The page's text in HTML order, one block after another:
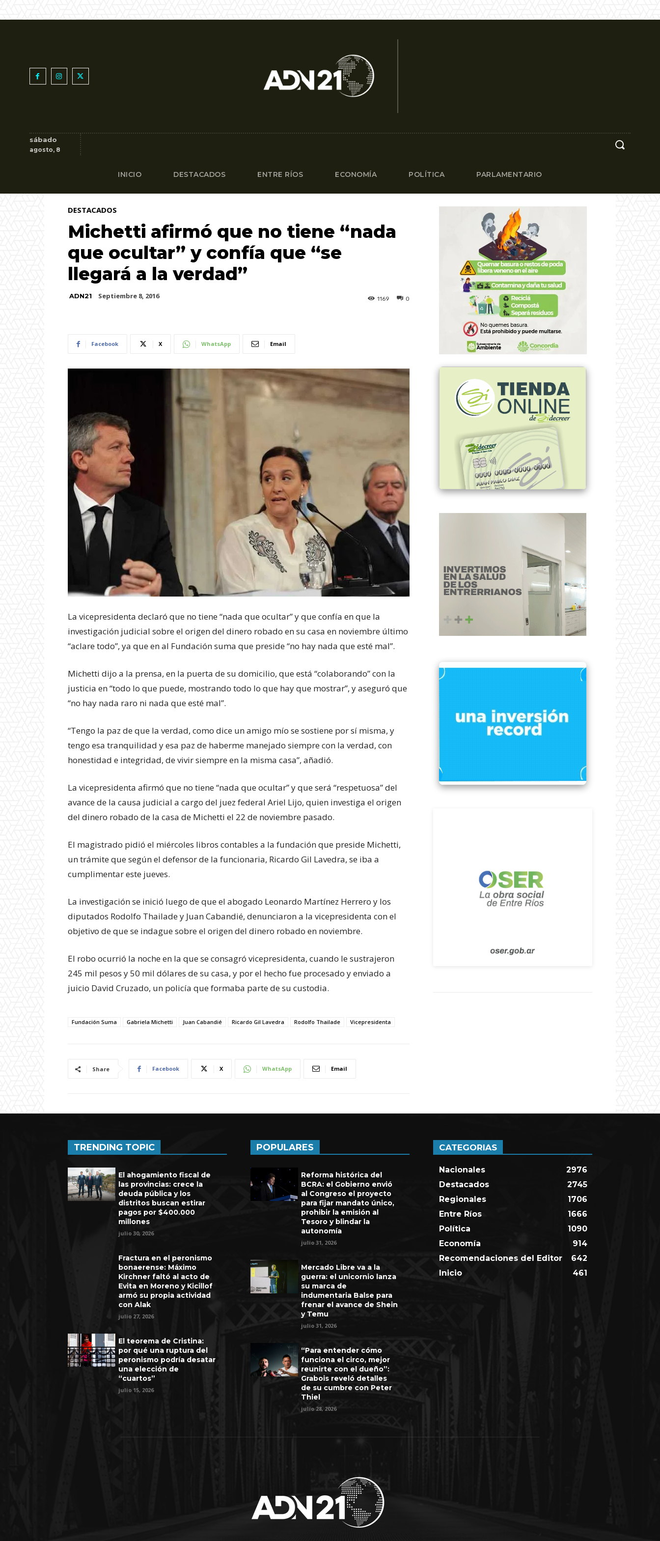
sábado
agosto, 8
INICIO DESTACADOS ENTRE RÍOS ECONOMÍA POLÍTICA PARLAMENTARIO
DESTACADOS
Michetti afirmó que no tiene “nada
que ocultar” y confía que “se
llegará a la verdad”
ADN21 Septiembre 8, 2016 0
1169
Facebook X WhatsApp Email
La vicepresidenta declaró que no tiene “nada que ocultar” y que confía en que la
investigación judicial sobre el origen del dinero robado en su casa en noviembre último
“aclare todo”, ya que en al Fundación suma que preside “no hay nada que esté mal”.
Michetti dijo a la prensa, en la puerta de su domicilio, que está “colaborando” con la
justicia en “todo lo que puede, mostrando todo lo que hay que mostrar”, y aseguró que
“no hay nada raro ni nada que esté mal”.
“Tengo la paz de que la verdad, como dice un amigo mío se sostiene por sí misma, y
tengo esa tranquilidad y esa paz de haberme manejado siempre con la verdad, con
honestidad e integridad, de vivir siempre en la misma casa”, añadió.
La vicepresidenta afirmó que no tiene “nada que ocultar” y que será “respetuosa” del
avance de la causa judicial a cargo del juez federal Ariel Lijo, quien investiga el origen
del dinero robado de la casa de Michetti el 22 de noviembre pasado.
El magistrado pidió el miércoles libros contables a la fundación que preside Michetti,
un trámite que según el defensor de la funcionaria, Ricardo Gil Lavedra, se iba a
cumplimentar este jueves.
La investigación se inició luego de que el abogado Leonardo Martínez Herrero y los
diputados Rodolfo Thailade y Juan Cabandié, denunciaron a la vicepresidenta con el
objetivo de que se indague sobre el origen del dinero robado en noviembre.
El robo ocurrió la noche en la que se consagró vicepresidenta, cuando le sustrajeron
245 mil pesos y 50 mil dólares de su casa, y por el hecho fue procesado y enviado a
juicio David Cruzado, un policía que formaba parte de su custodia.
Fundación Suma Gabriela Michetti Juan Cabandié Ricardo Gil Lavedra Rodolfo Thailade Vicepresidenta
Share Facebook X WhatsApp Email
TRENDING TOPIC
El ahogamiento fiscal de
las provincias: crece la
deuda pública y los
distritos buscan estirar
pagos por $400.000
millones
julio 30, 2026
Fractura en el peronismo
bonaerense: Máximo
Kirchner faltó al acto de
Evita en Moreno y Kicillof
armó su propia actividad
con Alak
julio 27, 2026
El teorema de Cristina:
por qué una ruptura del
peronismo podría desatar
una elección de
“cuartos”
julio 15, 2026
POPULARES
Reforma histórica del
BCRA: el Gobierno envió
al Congreso el proyecto
para fijar mandato único,
prohibir la emisión al
Tesoro y blindar la
autonomía
julio 31, 2026
Mercado Libre va a la
guerra: el unicornio lanza
su marca de
indumentaria Balse para
frenar el avance de Shein
y Temu
julio 31, 2026
“Para entender cómo
funciona el circo, mejor
reunirte con el dueño”:
Grabois reveló detalles
de su cumbre con Peter
Thiel
julio 28, 2026
CATEGORIAS
Nacionales
2976
Destacados
2745
Regionales
1706
Entre Ríos
1666
Política
1090
Economía
914
Recomendaciones del Editor
642
Inicio
461